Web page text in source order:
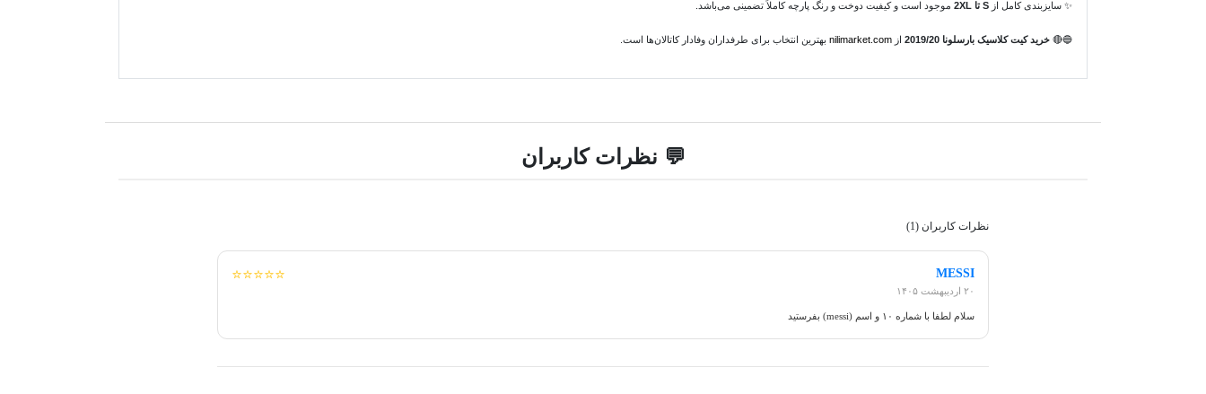
✨ سایزبندی کامل از S تا 2XL موجود است و کیفیت دوخت و رنگ پارچه کاملاً تضمینی می‌باشد.
🔵🔴 خرید کیت کلاسیک بارسلونا 2019/20 از nilimarket.com بهترین انتخاب برای طرفداران وفادار کاتالان‌ها است.
💬 نظرات کاربران
نظرات کاربران (1)
MESSI
۲۰ اردیبهشت ۱۴۰۵
⭐⭐⭐⭐⭐
سلام لطفا با شماره ۱۰ و اسم (messi) بفرستید